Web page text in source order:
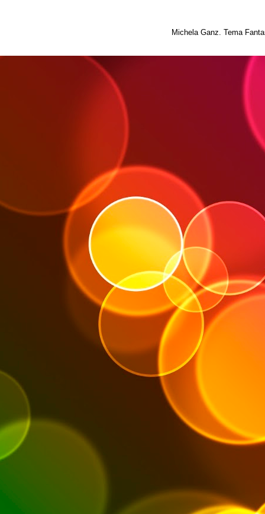
Michela Ganz. Tema